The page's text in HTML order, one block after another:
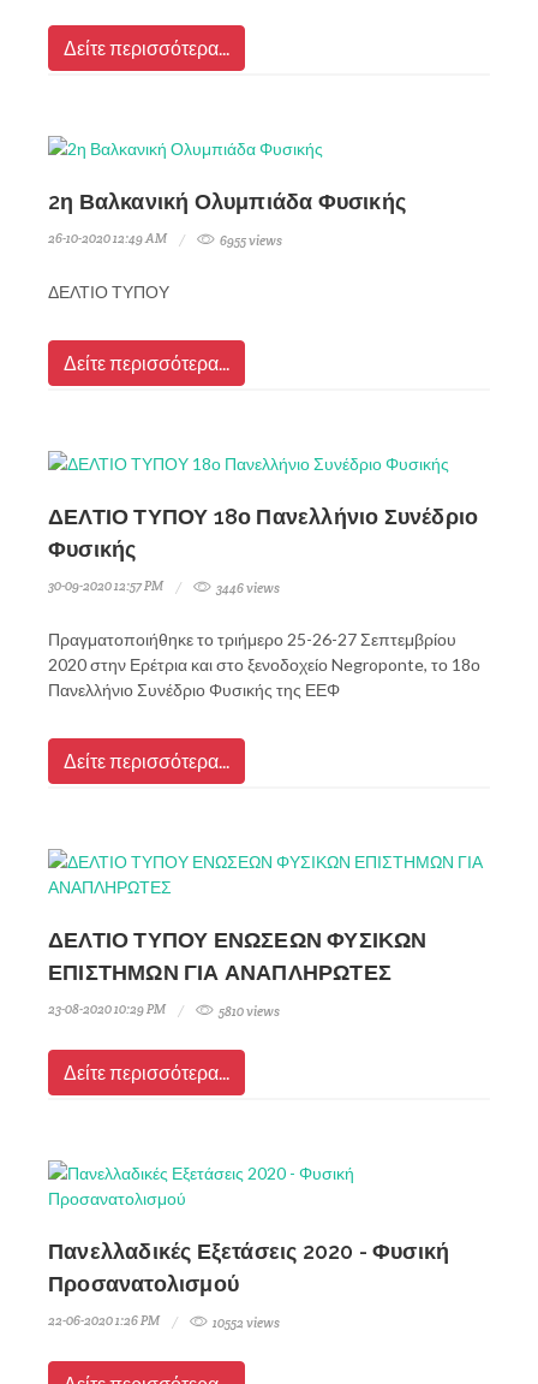
Δείτε περισσότερα...
2η Βαλκανική Ολυμπιάδα Φυσικής
26-10-2020 12:49 AM 6955 views
ΔΕΛΤΙΟ ΤΥΠΟΥ
Δείτε περισσότερα...
ΔΕΛΤΙΟ ΤΥΠΟΥ 18ο Πανελλήνιο Συνέδριο
Φυσικής
30-09-2020 12:57 PM 3446 views
Πραγματοποιήθηκε το τριήμερο 25-26-27 Σεπτεμβρίου
2020 στην Ερέτρια και στο ξενοδοχείο Negroponte, το 18ο
Πανελλήνιο Συνέδριο Φυσικής της ΕΕΦ
Δείτε περισσότερα...
ΔΕΛΤΙΟ ΤΥΠΟΥ ΕΝΩΣΕΩΝ ΦΥΣΙΚΩΝ
ΕΠΙΣΤΗΜΩΝ ΓΙΑ ΑΝΑΠΛΗΡΩΤΕΣ
23-08-2020 10:29 PM 5810 views
Δείτε περισσότερα...
Πανελλαδικές Εξετάσεις 2020 - Φυσική
Προσανατολισμού
22-06-2020 1:26 PM 10552 views